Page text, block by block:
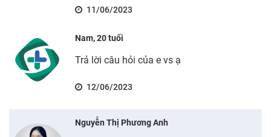
11/06/2023
Nam, 20 tuổi
Trả lời câu hỏi của e vs ạ
12/06/2023
Nguyễn Thị Phương Anh